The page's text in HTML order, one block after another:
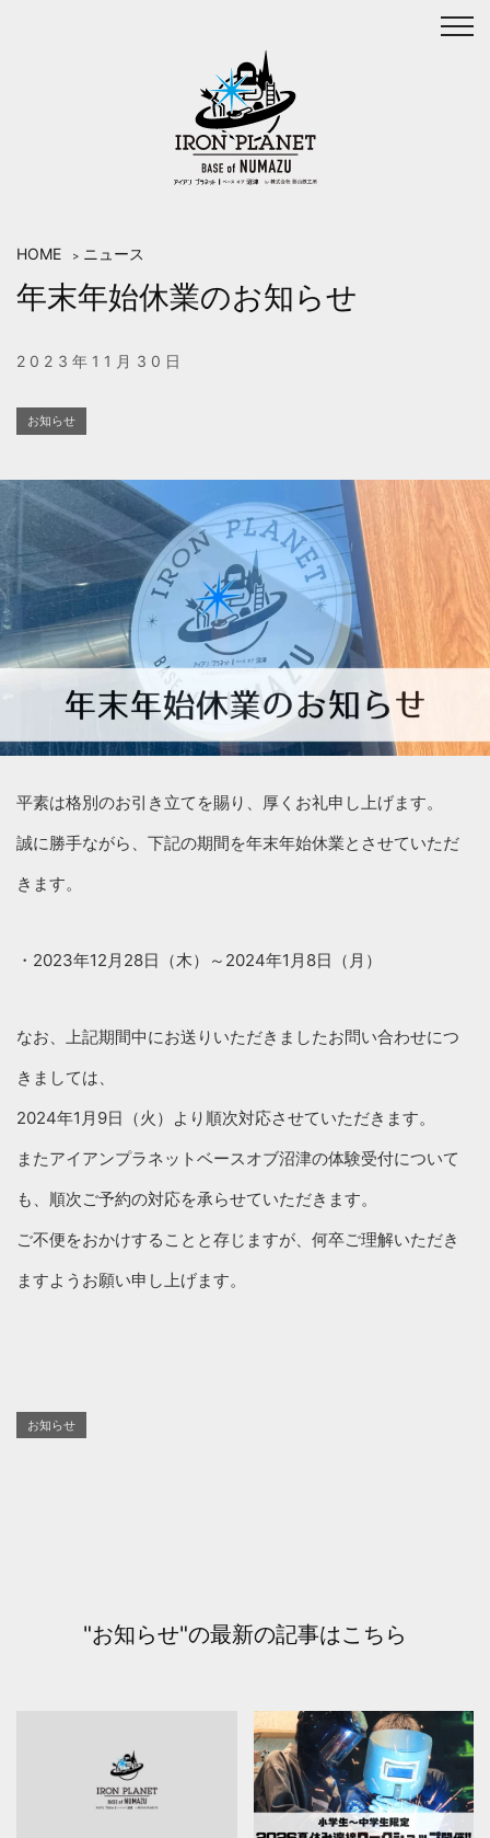
HOME > ニュース
年末年始休業のお知らせ
2023年11月30日
お知らせ
平素は格別のお引き立てを賜り、厚くお礼申し上げます。
誠に勝手ながら、下記の期間を年末年始休業とさせていただ
きます。
・2023年12月28日（木）～2024年1月8日（月）
なお、上記期間中にお送りいただきましたお問い合わせにつ
きましては、
2024年1月9日（火）より順次対応させていただきます。
またアイアンプラネットベースオブ沼津の体験受付について
も、順次ご予約の対応を承らせていただきます。
ご不便をおかけすることと存じますが、何卒ご理解いただき
ますようお願い申し上げます。
お知らせ
"お知らせ"の最新の記事はこちら